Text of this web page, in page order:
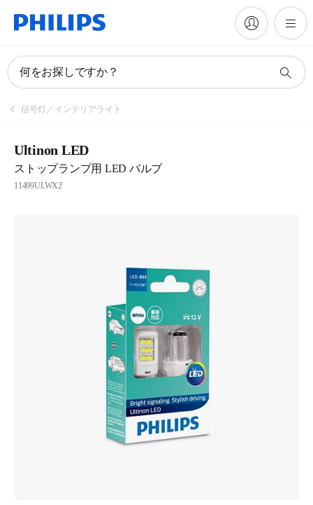
何をお探しですか？
信号灯／インテリアライト
Ultinon LED
ストップランプ用 LED バルブ
11499ULWX2